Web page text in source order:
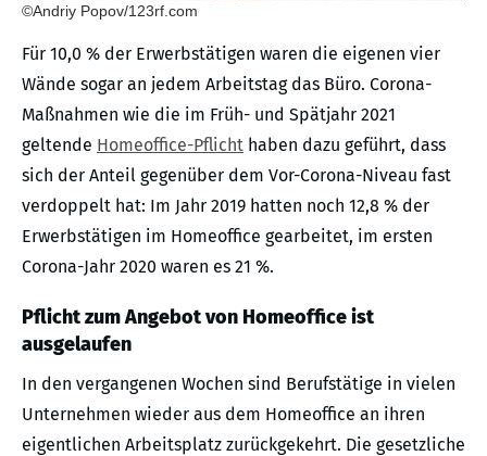
©Andriy Popov/123rf.com
Für 10,0 % der Erwerbstätigen waren die eigenen vier
Wände sogar an jedem Arbeitstag das Büro. Corona-
Maßnahmen wie die im Früh- und Spätjahr 2021
geltende Homeoffice-Pflicht haben dazu geführt, dass
sich der Anteil gegenüber dem Vor-Corona-Niveau fast
verdoppelt hat: Im Jahr 2019 hatten noch 12,8 % der
Erwerbstätigen im Homeoffice gearbeitet, im ersten
Corona-Jahr 2020 waren es 21 %.
Pflicht zum Angebot von Homeoffice ist
ausgelaufen
In den vergangenen Wochen sind Berufstätige in vielen
Unternehmen wieder aus dem Homeoffice an ihren
eigentlichen Arbeitsplatz zurückgekehrt. Die gesetzliche